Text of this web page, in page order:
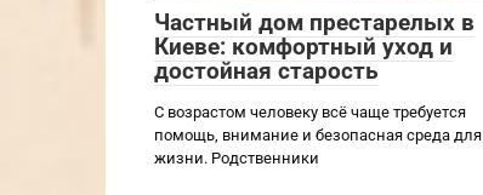
Частный дом престарелых в
Киеве: комфортный уход и
достойная старость
С возрастом человеку всё чаще требуется
помощь, внимание и безопасная среда для
жизни. Родственники